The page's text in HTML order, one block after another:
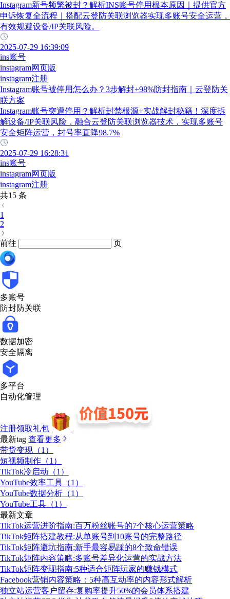
Instagram新号频繁被封？解析INS账号停用根本原因｜提供官方
申诉恢复全流程｜搭配云登防关联浏览器实现多账号安全运营，
有效规避设备/IP关联风险。
2025-07-29 16:39:09
ins账号
instagram网页版
instagram注册
Instagram账号被停用怎么办？3步解封+98%防封指南｜云登防关
联方案
Instagram账号突遭停用？解析封禁根源+实战解封秘籍！深度拆
解设备/IP关联风险，融合云登防关联浏览器技术，实现多账号
安全矩阵运营，封号率直降98.7%
2025-07-29 16:28:31
ins账号
instagram网页版
instagram注册
共15 条
1
2
前往 页
多账号
防封防关联
数据加密
安全隔离
多平台
自动化管理
注册领取礼包
最新tag 查看更多
带货变现（1）
短视频制作（1）
TikTok冷启动（1）
YouTube效率工具（1）
YouTube数据分析（1）
YouTube工具（1）
最新文章
TikTok运营进阶指南:百万粉丝账号的7个核心运营策略
TikTok矩阵搭建教程:从单账号到10账号的完整路径
TikTok矩阵避坑指南:新手最容易踩的8个致命错误
TikTok矩阵内容策略:多账号差异化运营的实战方法
TikTok矩阵变现指南:5种适合矩阵玩家的赚钱模式
Facebook营销内容策略：5种高互动率的内容形式解析
独立站运营客户留存:复购率提升50%的会员体系搭建